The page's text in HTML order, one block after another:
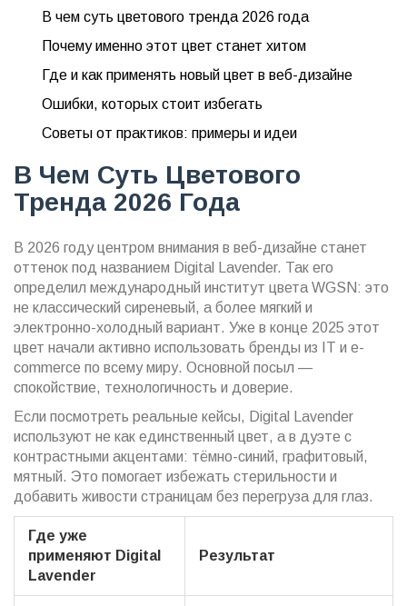
В чем суть цветового тренда 2026 года
Почему именно этот цвет станет хитом
Где и как применять новый цвет в веб-дизайне
Ошибки, которых стоит избегать
Советы от практиков: примеры и идеи
В Чем Суть Цветового
Тренда 2026 Года
В 2026 году центром внимания в веб-дизайне станет
оттенок под названием Digital Lavender. Так его
определил международный институт цвета WGSN: это
не классический сиреневый, а более мягкий и
электронно-холодный вариант. Уже в конце 2025 этот
цвет начали активно использовать бренды из IT и e-
commerce по всему миру. Основной посыл —
спокойствие, технологичность и доверие.
Если посмотреть реальные кейсы, Digital Lavender
используют не как единственный цвет, а в дуэте с
контрастными акцентами: тёмно-синий, графитовый,
мятный. Это помогает избежать стерильности и
добавить живости страницам без перегруза для глаз.
Где уже
применяют Digital
Lavender
Результат